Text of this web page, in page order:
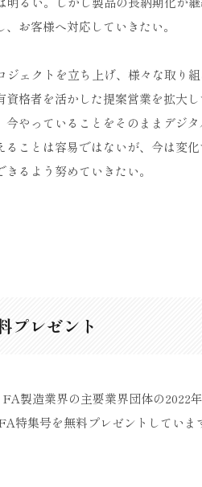
お客様へ対応していきたい。
ェクトを立ち上げ、様々な取り
格者を活かした提案営業を拡大し
やっていることをそのままデジ
ことは容易ではないが、今は変化
るよう努めていきたい。
プレゼント
製造業界の主要業界団体の2022
特集号を無料プレゼントしていま